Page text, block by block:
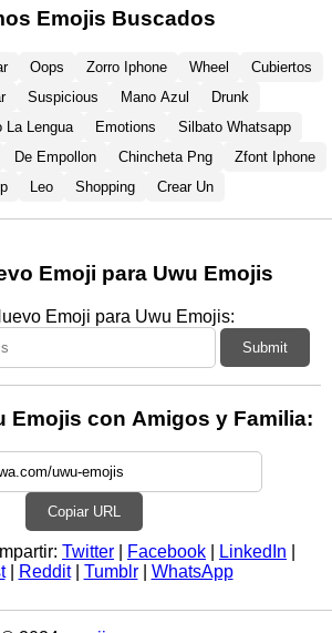
Emojis Buscados
Oops Zorro Iphone Wheel
Cubiertos
Suspicious Mano Azul
Drunk
La Lengua
Emotions
Silbato Whatsapp
De Empollon Chincheta Png
Zfont Iphone
Leo Shopping Crear Un
Emoji para Uwu Emojis
Emoji para Uwu Emojis:
Submit
Emojis con Amigos y Familia:
Copiar URL
Twitter Facebook LinkedIn
| Reddit| Tumblr| WhatsApp